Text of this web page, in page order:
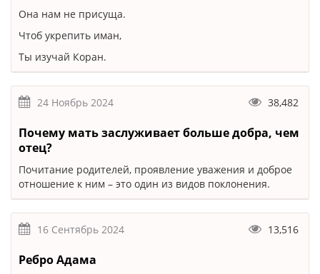
Она нам не присуща.
Чтоб укрепить иман,
Ты изучай Коран.
24 Ноябрь 2024 38,482
Почему мать заслуживает больше добра, чем
отец?
Почитание родителей, проявление уважения и доброе
отношение к ним – это один из видов поклонения.
16 Сентябрь 2024 13,516
Ребро Адама